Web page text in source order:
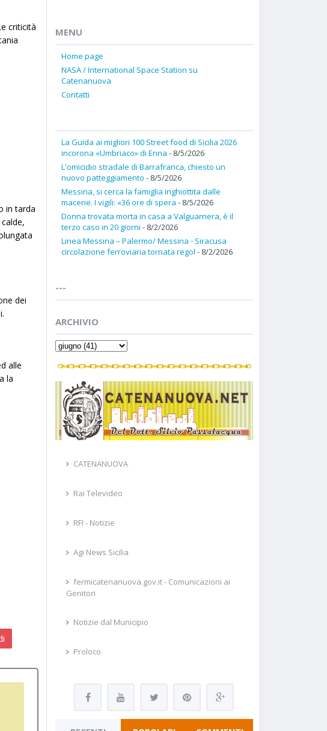
criticità
in tarda
dei
alle
la
MENU
Home page
NASA / International Space Station su
Catenanuova
Contatti
La Guida ai migliori 100 Street food di Sicilia 2026
incorona «Umbriaco» di Enna - 8/5/2026
L'omicidio stradale di Barrafranca, chiesto un
nuovo patteggiamento - 8/5/2026
Messina, si cerca la famiglia inghiottita dalle
macerie. I vigili: «36 ore di spera - 8/5/2026
Donna trovata morta in casa a Valguarnera, è il
terzo caso in 20 giorni - 8/2/2026
Linea Messina – Palermo/ Messina - Siracusa
circolazione ferroviaria tornata regol - 8/2/2026
---
ARCHIVIO
CATENANUOVA
Rai Televideo
RFI - Notizie
Agi News Sicilia
fermicatenanuova.gov.it - Comunicazioni ai
Genitori
Notizie dal Municipio
Proloco